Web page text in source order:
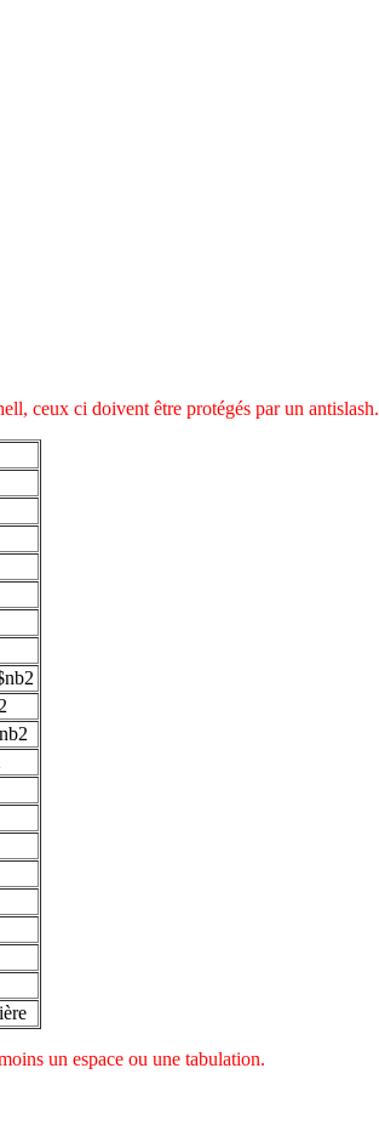
ceux ci doivent être protégés par un antislash.
un espace ou une tabulation.